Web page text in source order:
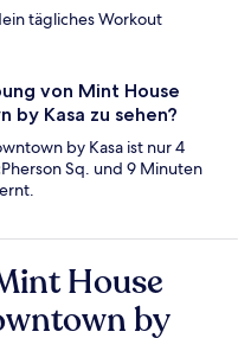
tägliches Workout
von Mint House
by Kasa zu sehen?
by Kasa ist nur 4
Sq. und 9 Minuten
House
by